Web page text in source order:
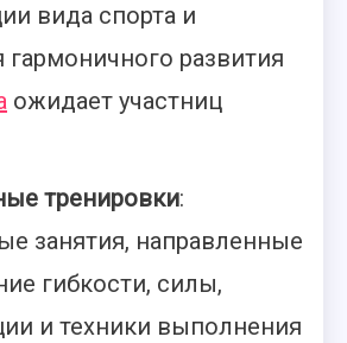
вида спорта и
гармоничного развития
ожидает участниц
тренировки:
занятия, направленные
гибкости, силы,
и техники выполнения